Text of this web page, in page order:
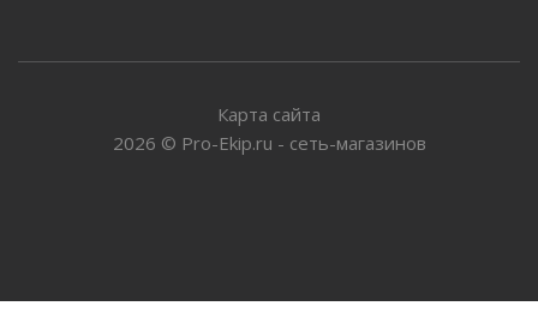
Карта сайта
2026 © Pro-Ekip.ru - сеть-магазинов